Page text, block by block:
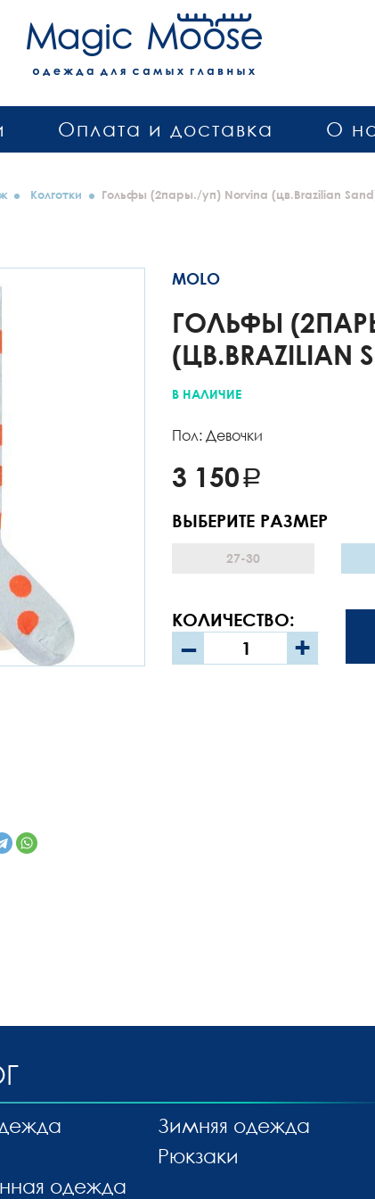
Оплата и доставка О
Колготки Гольфы (2пары./уп) Norvina (цв.Brazilian
MOLO
ГОЛЬФЫ
(ЦВ.BRAZILIAN
В НАЛИЧИЕ
Пол: Девочки
3 150
ВЫБЕРИТЕ РАЗМЕР
27-30
КОЛИЧЕСТВО:
– +
одежда
Зимняя одежда
Рюкзаки